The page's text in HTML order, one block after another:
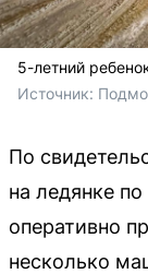
5-летний
Источник:
По
на ледянке
оперативно
несколько